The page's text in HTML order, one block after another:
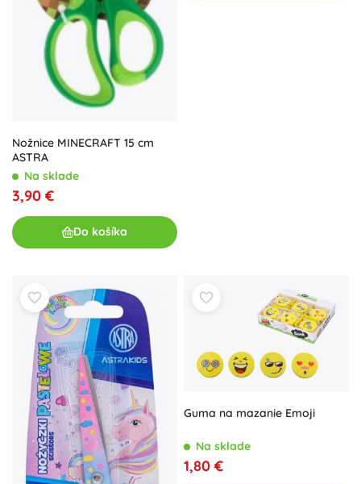
Nožnice MINECRAFT 15 cm
ASTRA
Na sklade
3,90 €
Do košíka
Guma na mazanie Emoji
Na sklade
1,80 €